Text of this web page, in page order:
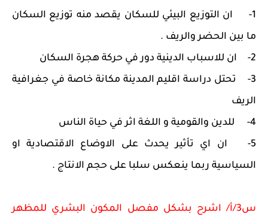
1-
ان التوزيع البيئي للسكان يقصد منه توزيع السكان
ما بين الحضر والريف .
2-
ان للاسباب الدينية دور في حركة هجرة السكان
3-
تحتل دراسة اقليم المدينة مكانة خاصة في جغرافية
الريف
4-
للدين والقومية و اللغة اثر في حياة الناس
5-
ان اي تأثير يحدث على الاوضاع الاقتصادية او
السياسية ربما ينعكس سلبا على حجم الانتاج .
س3/أ/ اشرح بشكل مفصل المكون البشري للمظهر